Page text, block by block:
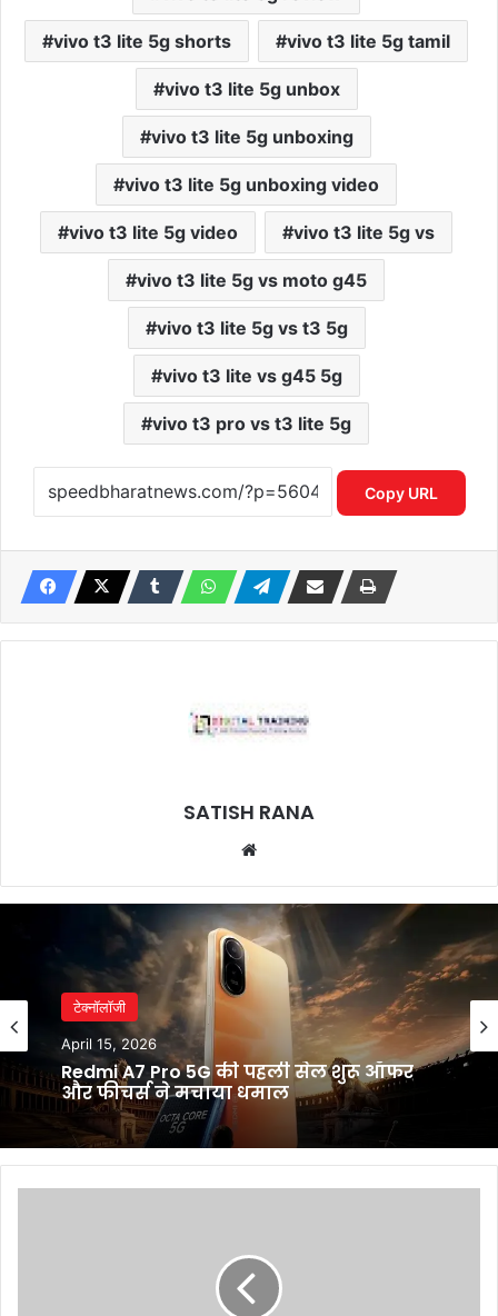
vivo t3 lite 5g shorts vivo t3 lite 5g tamil
vivo t3 lite 5g unbox
vivo t3 lite 5g unboxing
vivo t3 lite 5g unboxing video
vivo t3 lite 5g video vivo t3 lite 5g vs
vivo t3 lite 5g vs moto g45
vivo t3 lite 5g vs t3 5g
vivo t3 lite vs g45 5g
vivo t3 pro vs t3 lite 5g
Copy URL
SATISH RANA
टेक्नॉलॉजी
April 15, 2026
Redmi A7 Pro 5G की पहली सेल शुरू ऑफर
और फीचर्स ने मचाया धमाल